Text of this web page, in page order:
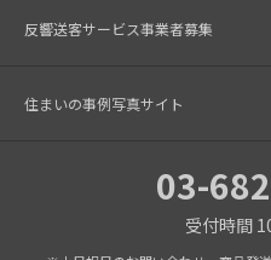
反響送客サービス事業者募集
住まいの事例写真サイト
03-
受付時間